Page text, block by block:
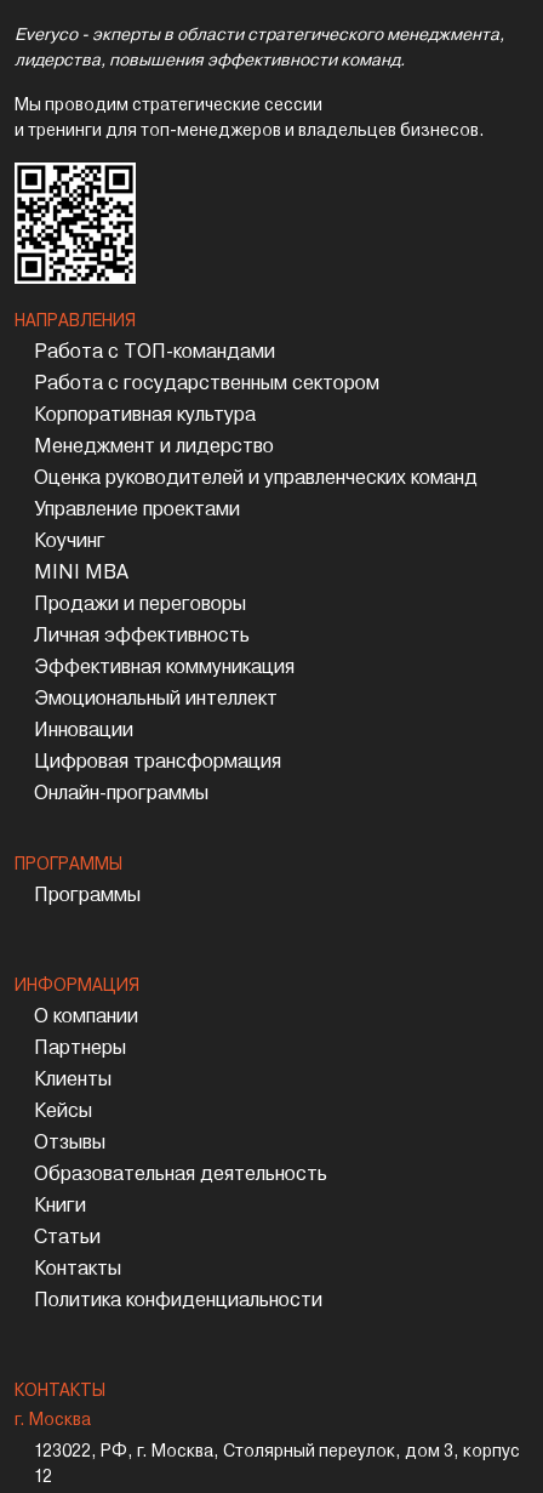
Everyco - экперты в области стратегического менеджмента,
лидерства, повышения эффективности команд.
Мы проводим стратегические сессии
и тренинги для топ-менеджеров и владельцев бизнесов.
НАПРАВЛЕНИЯ
Работа с ТОП-командами
Работа с государственным сектором
Корпоративная культура
Менеджмент и лидерство
Оценка руководителей и управленческих команд
Управление проектами
Коучинг
MINI MBA
Продажи и переговоры
Личная эффективность
Эффективная коммуникация
Эмоциональный интеллект
Инновации
Цифровая трансформация
Онлайн-программы
ПРОГРАММЫ
Программы
ИНФОРМАЦИЯ
О компании
Партнеры
Клиенты
Кейсы
Отзывы
Образовательная деятельность
Книги
Статьи
Контакты
Политика конфиденциальности
КОНТАКТЫ
г. Москва
123022, РФ, г. Москва, Столярный переулок, дом 3, корпус
12